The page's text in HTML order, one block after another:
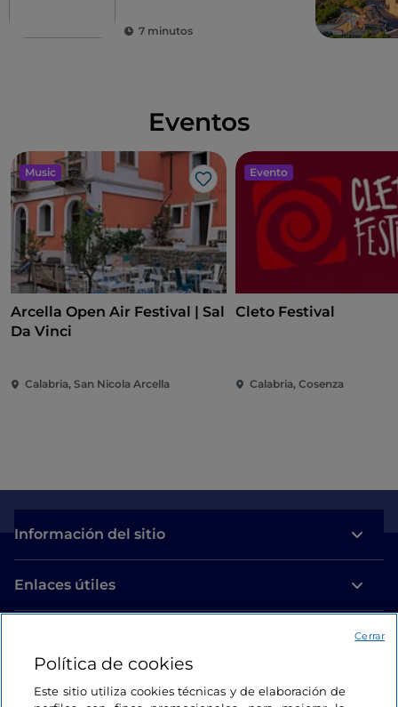
7 minutos
Eventos
Music
Me gusta
Arcella Open Air Festival | Sal
Da Vinci
Calabria, San Nicola Arcella
Evento
Cleto Festival
Calabria, Cosenza
Información del sitio
Enlaces útiles
Estamos en contacto
Política de cookies
Este sitio utiliza cookies técnicas y de elaboración de
Cerrar